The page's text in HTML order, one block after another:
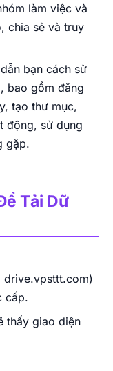
làm việc và
chia sẻ và truy
bạn cách sử
bao gồm đăng
tạo thư mục,
động, sử dụng
gặp.
Tải Dữ
drive.vpsttt.com)
cấp.
thấy giao diện